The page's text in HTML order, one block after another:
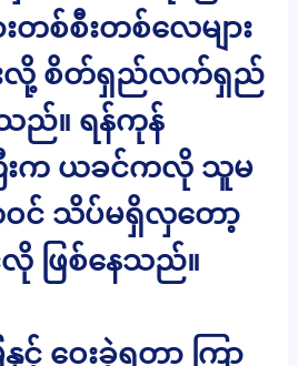
တစ်စီးတစ်လေများ
လို့ စိတ်ရှည်လက်ရှည်
သည်။ ရန်ကုန်
းက ယခင်ကလို သူမ
ဝင် သိပ်မရှိလှတော့
လို ဖြစ်နေသည်။
င့် ဝေးခဲ့ရတာ ကြာ